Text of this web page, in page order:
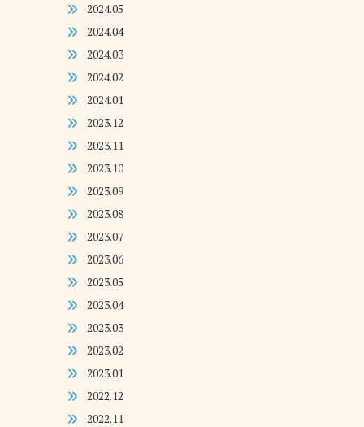
2024.05
2024.04
2024.03
2024.02
2024.01
2023.12
2023.11
2023.10
2023.09
2023.08
2023.07
2023.06
2023.05
2023.04
2023.03
2023.02
2023.01
2022.12
2022.11